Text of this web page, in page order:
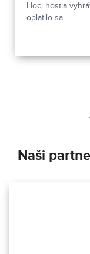
Hoci hostia
oplatilo sa...
Naši